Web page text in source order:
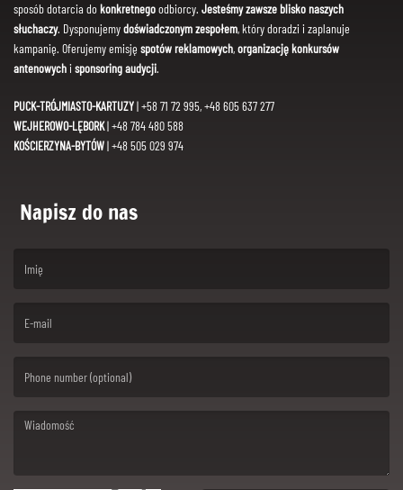
sposób dotarcia dokonkretnegoodbiorcy. Jesteśmy zawsze blisko naszych
słuchaczy. Dysponujemydoświadczonym zespołem, który doradzi i zaplanuje
kampanię. Oferujemy emisję spotów reklamowych,organizację konkursów
antenowychi sponsoring audycji.
PUCK-TRÓJMIASTO-KARTUZY| +58 71 72 995, +48 605 637 277
WEJHEROWO-LĘBORK| +48 784 480 588
KOŚCIERZYNA-BYTÓW| +48 505 029 974
Napisz do nas